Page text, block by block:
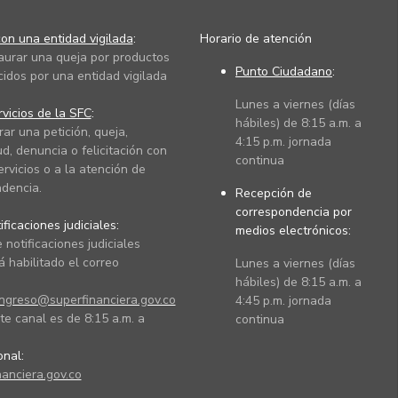
una entidad vigilada:
una queja por productos
por una entidad vigilada
de la SFC:
una petición, queja,
denuncia o felicitación con
o a la atención de
judiciales:
notificaciones judiciales
habilitado el correo
canal es de 8:15 a.m. a
Horario de atención
Punto Ciudadano:
Lunes a viernes (días
hábiles) de 8:15 a.m. a
4:15 p.m. jornada
continua
Recepción de
correspondencia por
medios electrónicos:
Lunes a viernes (días
hábiles) de 8:15 a.m. a
4:45 p.m. jornada
continua